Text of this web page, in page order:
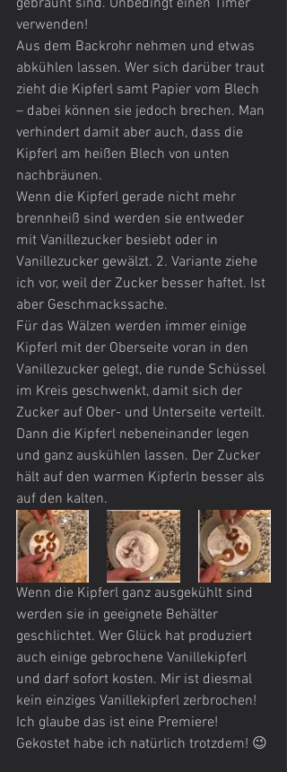
gebräunt sind. Unbedingt einen Timer
verwenden!
Aus dem Backrohr nehmen und etwas
abkühlen lassen. Wer sich darüber traut
zieht die Kipferl samt Papier vom Blech
– dabei können sie jedoch brechen. Man
verhindert damit aber auch, dass die
Kipferl am heißen Blech von unten
nachbräunen.
Wenn die Kipferl gerade nicht mehr
brennheiß sind werden sie entweder
mit Vanillezucker besiebt oder in
Vanillezucker gewälzt. 2. Variante ziehe
ich vor, weil der Zucker besser haftet. Ist
aber Geschmackssache.
Für das Wälzen werden immer einige
Kipferl mit der Oberseite voran in den
Vanillezucker gelegt, die runde Schüssel
im Kreis geschwenkt, damit sich der
Zucker auf Ober- und Unterseite verteilt.
Dann die Kipferl nebeneinander legen
und ganz auskühlen lassen. Der Zucker
hält auf den warmen Kipferln besser als
auf den kalten.
Wenn die Kipferl ganz ausgekühlt sind
werden sie in geeignete Behälter
geschlichtet. Wer Glück hat produziert
auch einige gebrochene Vanillekipferl
und darf sofort kosten. Mir ist diesmal
kein einziges Vanillekipferl zerbrochen!
Ich glaube das ist eine Premiere!
Gekostet habe ich natürlich trotzdem! 😉